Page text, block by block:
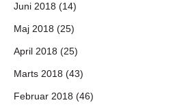
Juni 2018 (14)
Maj 2018 (25)
April 2018 (25)
Marts 2018 (43)
Februar 2018 (46)